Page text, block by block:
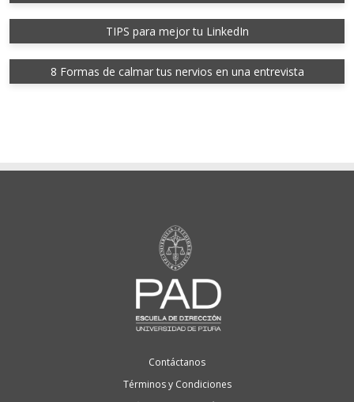
TIPS para mejor tu LinkedIn
8 Formas de calmar tus nervios en una entrevista
Contáctanos
Términos y Condiciones